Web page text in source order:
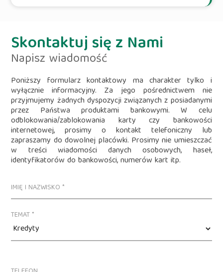
Skontaktuj się z Nami
Napisz wiadomość
Poniższy formularz kontaktowy ma charakter tylko i
wyłącznie informacyjny. Za jego pośrednictwem nie
przyjmujemy żadnych dyspozycji związanych z posiadanymi
przez Państwa produktami bankowymi. W celu
odblokowania/zablokowania karty czy bankowości
internetowej, prosimy o kontakt telefoniczny lub
zapraszamy do dowolnej placówki. Prosimy nie umieszczać
w treści wiadomości danych osobowych, haseł,
identyfikatorów do bankowości, numerów kart itp.